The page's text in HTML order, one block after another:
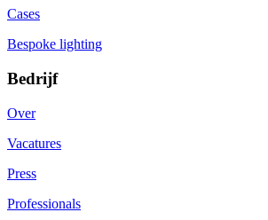
Cases
Bespoke lighting
Bedrijf
Over
Vacatures
Press
Professionals